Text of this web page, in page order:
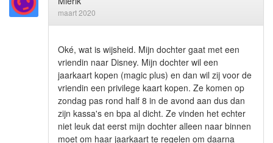
maart 2020
Oké, wat is wijsheid. Mijn dochter gaat met een
vriendin naar Disney. Mijn dochter wil een
jaarkaart kopen (magic plus) en dan wil zij voor de
vriendin een privilege kaart kopen. Ze komen op
zondag pas rond half 8 in de avond aan dus dan
zijn kassa's en bpa al dicht. Ze vinden het echter
niet leuk dat eerst mijn dochter alleen naar binnen
moet om haar jaarkaart te regelen om daarna